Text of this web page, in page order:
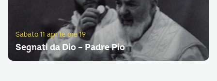
Sabato 11 aprile ore 19
Segnati da Dio – Padre Pio